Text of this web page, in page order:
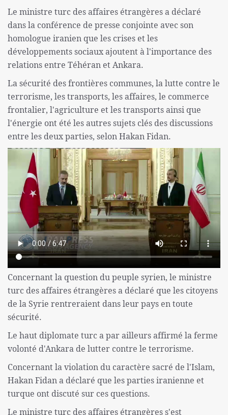
Le ministre turc des affaires étrangères a déclaré
dans la conférence de presse conjointe avec son
homologue iranien que les crises et les
développements sociaux ajoutent à l'importance des
relations entre Téhéran et Ankara.
La sécurité des frontières communes, la lutte contre le
terrorisme, les transports, les affaires, le commerce
frontalier, l'agriculture et les transports ainsi que
l'énergie ont été les autres sujets clés des discussions
entre les deux parties, selon Hakan Fidan.
Concernant la question du peuple syrien, le ministre
turc des affaires étrangères a déclaré que les citoyens
de la Syrie rentreraient dans leur pays en toute
sécurité.
Le haut diplomate turc a par ailleurs affirmé la ferme
volonté d'Ankara de lutter contre le terrorisme.
Concernant la violation du caractère sacré de l'Islam,
Hakan Fidan a déclaré que les parties iranienne et
turque ont discuté sur ces questions.
Le ministre turc des affaires étrangères s'est